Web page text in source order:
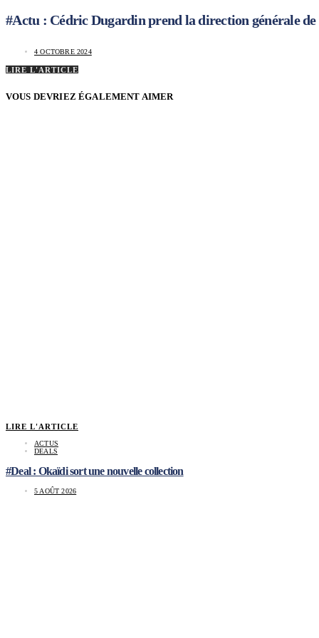
#Actu : Cédric Dugardin prend la direction générale
4 OCTOBRE 2024
LIRE L'ARTICLE
VOUS DEVRIEZ ÉGALEMENT AIMER
LIRE L'ARTICLE
ACTUS
DEALS
#Deal : Okaïdi sort une nouvelle collection
5 AOÛT 2026